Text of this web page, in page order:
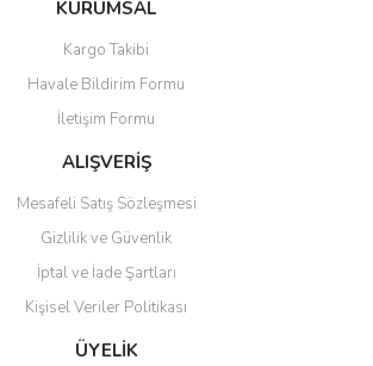
bozuk veya görüntülenemiyor.
eksik bilgiler bulunuyor.
hatalar bulunuyor.
KURUMSAL
Kargo Takibi
Havale Bildirim Formu
İletişim Formu
ALIŞVERİŞ
Mesafeli Satış Sözleşmesi
Gizlilik ve Güvenlik
İptal ve İade Şartları
Kişisel Veriler Politikası
ÜYELİK